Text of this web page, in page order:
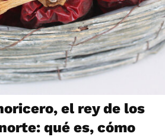
el rey de los
qué es, cómo